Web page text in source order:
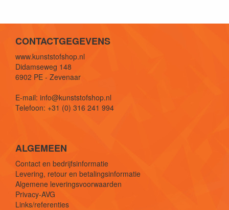
CONTACTGEGEVENS
www.kunststofshop.nl
Didamseweg 148
6902 PE - Zevenaar
E-mail: info@kunststofshop.nl
Telefoon: +31 (0) 316 241 994
ALGEMEEN
Contact en bedrijfsinformatie
Levering, retour en betalingsinformatie
Algemene leveringsvoorwaarden
Privacy-AVG
Links/referenties